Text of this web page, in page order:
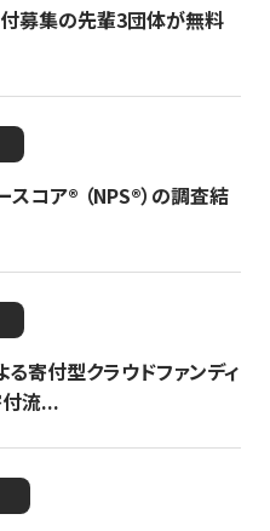
付募集の先輩3団体が無料
コア®︎ （NPS®︎）の調査結
寄付型クラウドファンディ
付流...